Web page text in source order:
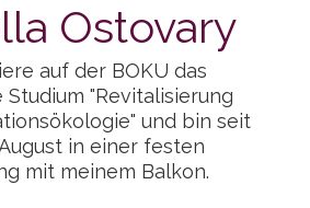
Ostovary
auf der BOKU das
Studium "Revitalisierung
und bin seit
in einer festen
mit meinem Balkon.